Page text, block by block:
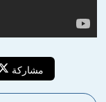
مشاركة